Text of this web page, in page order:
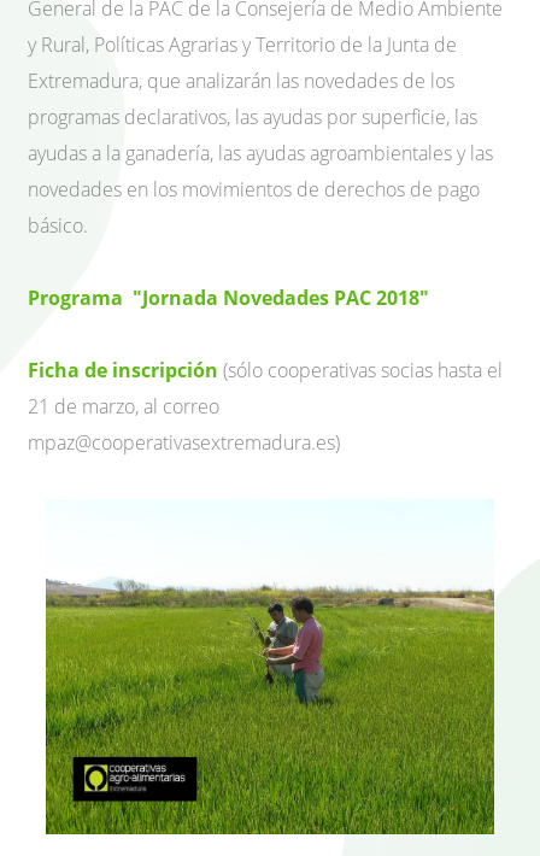
General de la PAC de la Consejería de Medio Ambiente
y Rural, Políticas Agrarias y Territorio de la Junta de
Extremadura, que analizarán las novedades de los
programas declarativos, las ayudas por superficie, las
ayudas a la ganadería, las ayudas agroambientales y las
novedades en los movimientos de derechos de pago
básico.
Programa "Jornada Novedades PAC 2018"
Ficha de inscripción (sólo cooperativas socias hasta el
21 de marzo, al correo
mpaz@cooperativasextremadura.es)